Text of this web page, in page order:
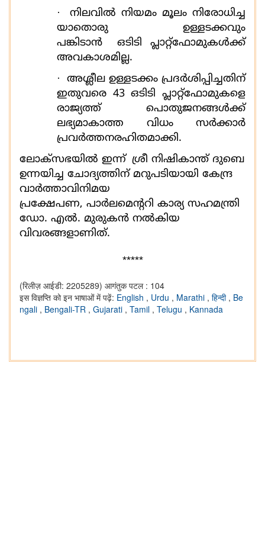
· നിലവിൽ നിയമം മൂലം നിരോധിച്ച
യാതൊരു ഉള്ളടക്കവും
പങ്കിടാന്‍
ഒടിടി പ്ലാറ്റ്‌ഫോമുകൾക്ക്
അവകാശമില്ല.
· അശ്ലീല ഉള്ളടക്കം പ്രദർശിപ്പിച്ചതിന്
ഇതുവരെ 43ഒടിടി പ്ലാറ്റ്‌ഫോമുകളെ
രാജ്യത്ത് പൊതുജനങ്ങൾക്ക്
ലഭ്യമാകാത്ത വിധം സർക്കാർ
പ്രവർത്തനരഹിതമാക്കി.
ലോക്‌സഭയിൽ ഇന്ന് ശ്രീ നിഷികാന്ത് ദുബെ
ഉന്നയിച്ച ചോദ്യത്തിന് മറുപടിയായി കേന്ദ്ര
വാർത്താവിനിമയ
പ്രക്ഷേപണ, പാർലമെൻ്ററി കാര്യ സഹമന്ത്രി
ഡോ. എൽ. മുരുകൻ നൽകിയ
വിവരങ്ങളാണിത്.
*****
(रिलीज़ आईडी: 2205289) आगंतुक पटल : 104
इस विज्ञप्ति को इन भाषाओं में पढ़ें: English , Urdu , Marathi , हिन्दी , Be
ngali , Bengali-TR , Gujarati , Tamil , Telugu , Kannada